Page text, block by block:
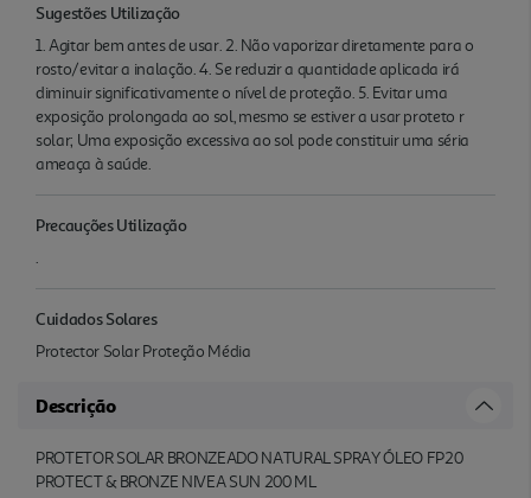
Sugestões Utilização
1. Agitar bem antes de usar. 2. Não vaporizar diretamente para o
rosto/evitar a inalação. 4. Se reduzir a quantidade aplicada irá
diminuir significativamente o nível de proteção. 5. Evitar uma
exposição prolongada ao sol, mesmo se estiver a usar proteto r
solar; Uma exposição excessiva ao sol pode constituir uma séria
ameaça à saúde.
Precauções Utilização
.
Cuidados Solares
Protector Solar Proteção Média
Descrição
PROTETOR SOLAR BRONZEADO NATURAL SPRAY ÓLEO FP20
PROTECT & BRONZE NIVEA SUN 200 ML